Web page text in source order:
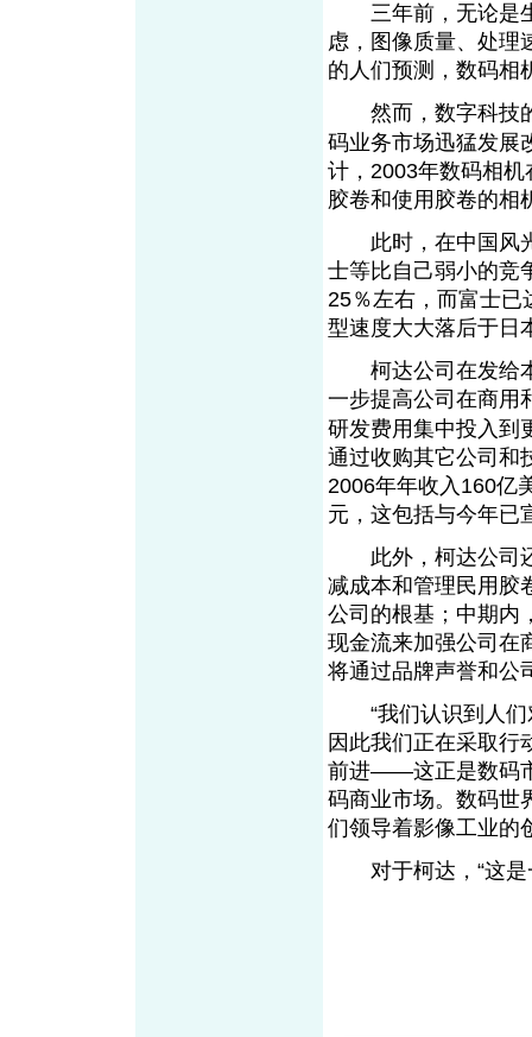
三年前，无论是生
虑，图像质量、处理
的人们预测，数码
然而，数字科技的
码业务市场迅猛发
计，2003年数码相
胶卷和使用胶卷的相
此时，在中国风光
士等比自己弱小的竞
25％左右，而富士已
型速度大大落后于
柯达公司在发给本
一步提高公司在商用
研发费用集中投入到
通过收购其它公司和
2006年年收入160亿
元，这包括与今年
此外，柯达公司还
减成本和管理民用胶
公司的根基；中期内
现金流来加强公司在
将通过品牌声誉和
“我们认识到人们
因此我们正在采取行
前进——这正是数码
码商业市场。数码世
们领导着影像工业
对于柯达，“这是